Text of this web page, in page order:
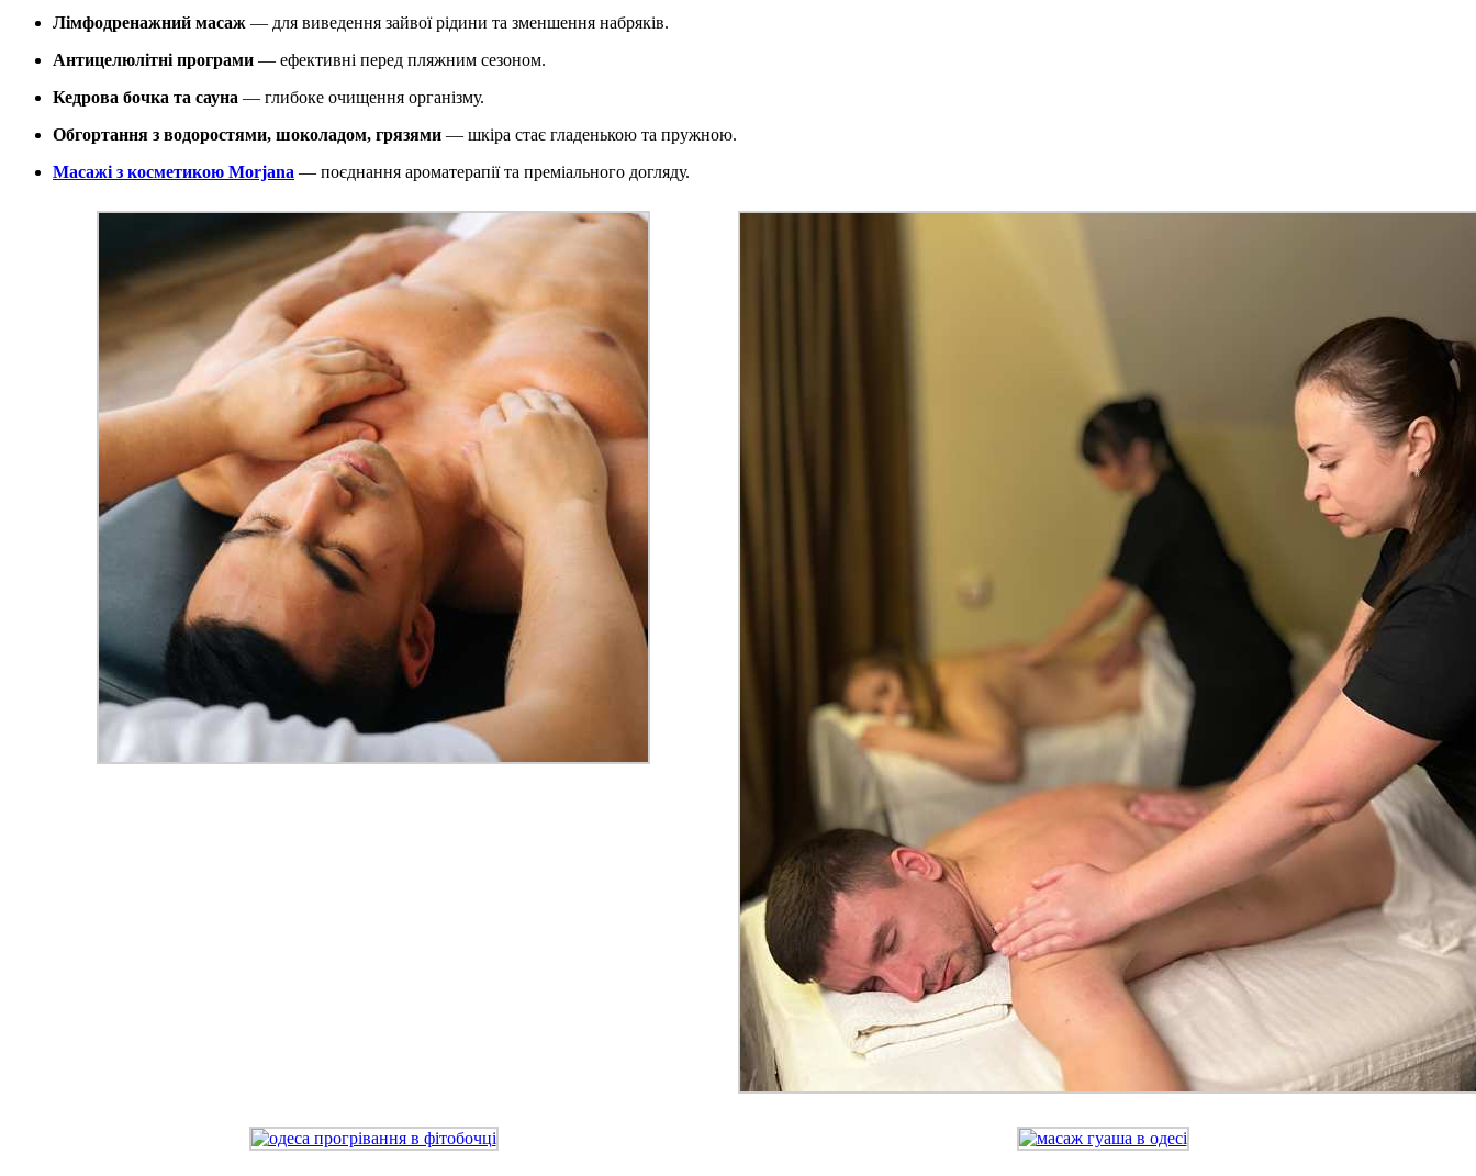
Лімфодренажний масаж — для виведення зайвої рідини та зменшення набряків.
Антицелюлітні програми — ефективні перед пляжним сезоном.
Кедрова бочка та сауна — глибоке очищення організму.
Обгортання з водоростями, шоколадом, грязями — шкіра стає гладенькою та пружною.
Масажі з косметикою Morjana — поєднання ароматерапії та преміального догляду.